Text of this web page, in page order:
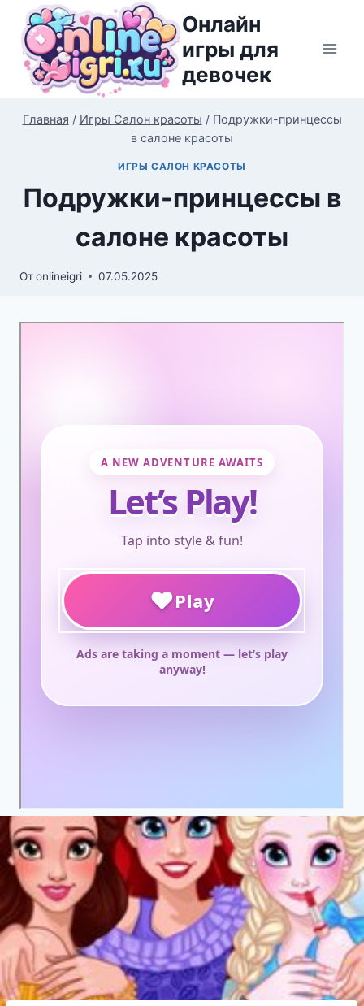
Перейти
содержимому
Онлайн
игры для
девочек
Главная / Игры Салон красоты / Подружки-принцессы
в салоне красоты
ИГРЫ САЛОН КРАСОТЫ
Подружки-принцессы в
салоне красоты
Отonlineigri 07.05.2025